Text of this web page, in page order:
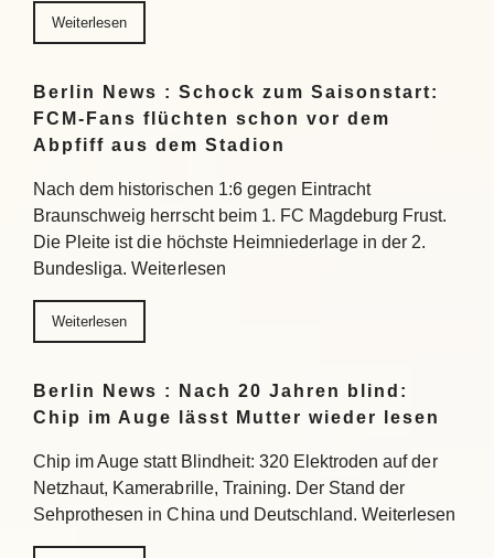
Weiterlesen
Berlin News : Schock zum Saisonstart:
FCM-Fans flüchten schon vor dem
Abpfiff aus dem Stadion
Nach dem historischen 1:6 gegen Eintracht
Braunschweig herrscht beim 1. FC Magdeburg Frust.
Die Pleite ist die höchste Heimniederlage in der 2.
Bundesliga. Weiterlesen
Weiterlesen
Berlin News : Nach 20 Jahren blind:
Chip im Auge lässt Mutter wieder lesen
Chip im Auge statt Blindheit: 320 Elektroden auf der
Netzhaut, Kamerabrille, Training. Der Stand der
Sehprothesen in China und Deutschland. Weiterlesen